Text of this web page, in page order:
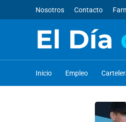
Nosotros Contacto
El Día
Inicio Empleo